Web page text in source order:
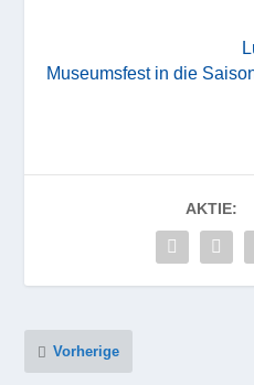
Museumsfest in die
AKTIE:
Vorherige